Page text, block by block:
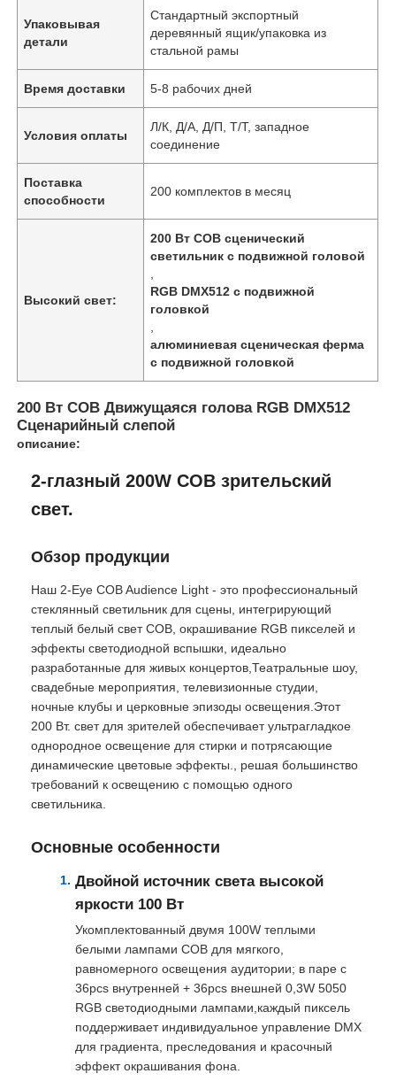
Продукция
Упаковывая
детали
Стандартный экспортный
деревянный ящик/упаковка из
стальной рамы
Время доставки 5-8 рабочих дней
Условия оплаты
Л/К, Д/А, Д/П, Т/Т, западное
соединение
Поставка
способности
200 комплектов в месяц
Высокий свет:
200 Вт COB сценический
светильник с подвижной головой
RGB DMX512 с подвижной
головкой
алюминиевая сценическая ферма
с подвижной головкой
200 Вт COB Движущаяся голова RGB DMX512
Сценарийный слепой
описание:
2-глазный 200W COB зрительский
свет.
Обзор продукции
Наш 2-Eye COB Audience Light - это профессиональный
стеклянный светильник для сцены, интегрирующий
теплый белый свет COB, окрашивание RGB пикселей и
эффекты светодиодной вспышки, идеально
разработанные для живых концертов,Театральные шоу,
свадебные мероприятия, телевизионные студии,
ночные клубы и церковные эпизоды освещения.Этот
200 Вт. свет для зрителей обеспечивает ультрагладкое
однородное освещение для стирки и потрясающие
динамические цветовые эффекты., решая большинство
требований к освещению с помощью одного
светильника.
Основные особенности
Двойной источник света высокой
яркости 100 Вт
Укомплектованный двумя 100W теплыми
белыми лампами COB для мягкого,
равномерного освещения аудитории; в паре с
36pcs внутренней + 36pcs внешней 0,3W 5050
RGB светодиодными лампами,каждый пиксель
поддерживает индивидуальное управление DMX
для градиента, преследования и красочный
эффект окрашивания фона.